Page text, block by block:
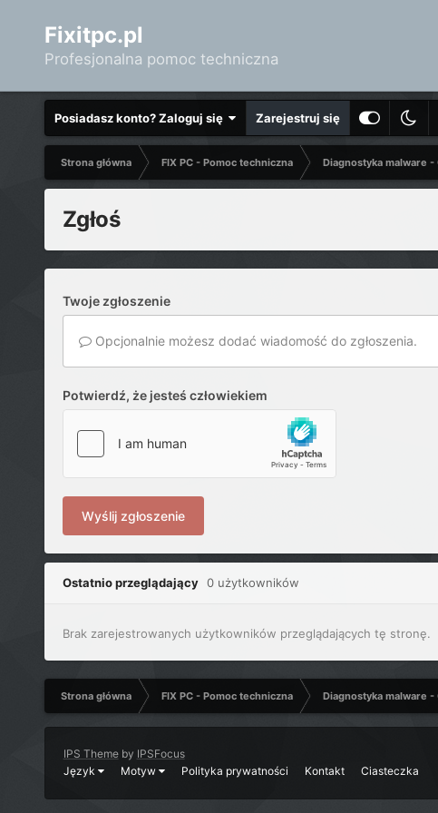
Fixitpc.pl
Profesjonalna pomoc techniczna
Posiadasz konto? Zaloguj się Zarejestruj się
Strona główna FIX PC - Pomoc techniczna Diagnostyka malware
Zgłoś
Twoje zgłoszenie
Opcjonalnie możesz dodać wiadomość do zgłoszenia.
Potwierdź, że jesteś człowiekiem
Wyślij zgłoszenie
Ostatnio przeglądający 0 użytkowników
Brak zarejestrowanych użytkowników przeglądających tę stronę.
Strona główna FIX PC - Pomoc techniczna Diagnostyka malware
IPS Themeby IPSFocus
Język
Motyw Polityka prywatności Kontakt Ciasteczka